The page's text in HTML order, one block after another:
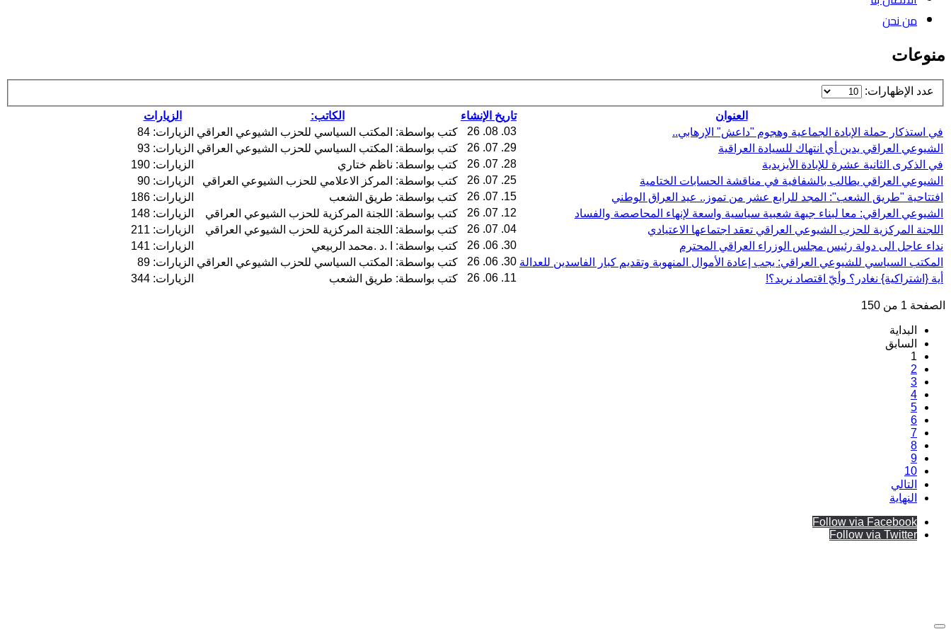
من نحن
منوعات
عدد الإظهارات:
العنوان تاريخ الإنشاء الكاتب:
الزيارات
في استذكار حملة الإبادة الجماعية وهجوم "داعش" الإرهابي..
03. 08. 26 كتب بواسطة: المكتب السياسي للحزب الشيوعي العراقي الزيارات: 84
الشيوعي العراقي يدين أي انتهاك للسيادة العراقية
29. 07. 26 كتب بواسطة: المكتب السياسي للحزب الشيوعي العراقي الزيارات: 93
في الذكرى الثانية عشرة للإبادة الأيزيدية
28. 07. 26 كتب بواسطة: ناظم ختاري
الزيارات: 190
الشيوعي العراقي يطالب بالشفافية في مناقشة الحسابات الختامية
25. 07. 26 كتب بواسطة: المركز الاعلامي للحزب الشيوعي العراقي
الزيارات: 90
افتتاحية "طريق الشعب": المجد للرابع عشر من تموز.. عيد العراق الوطني
15. 07. 26 كتب بواسطة: طريق الشعب
الزيارات: 186
الشيوعي العراقي: معا لبناء جبهة شعبية سياسية واسعة لإنهاء المحاصصة والفساد
12. 07. 26 كتب بواسطة: اللجنة المركزية للحزب الشيوعي العراقي
الزيارات: 148
اللجنة المركزية للحزب الشيوعي العراقي تعقد اجتماعها الاعتيادي
04. 07. 26 كتب بواسطة: اللجنة المركزية للحزب الشيوعي العراقي
الزيارات: 211
نداء عاجل الى دولة رئيس مجلس الوزراء العراقي المحترم
30. 06. 26 كتب بواسطة: ا .د .محمد الربيعي
الزيارات: 141
المكتب السياسي للشيوعي العراقي: يجب إعادة الأموال المنهوبة وتقديم كبار الفاسدين للعدالة 30. 06. 26 كتب بواسطة: المكتب السياسي للحزب الشيوعي العراقي الزيارات: 89
أية {اشتراكية} نغادر؟ وأيّ اقتصاد نريد؟!
11. 06. 26 كتب بواسطة: طريق الشعب الزيارات: 344
الصفحة 1 من 150
البداية
السابق
1
2
3
4
5
6
7
8
9
10
التالي
النهاية
Follow via Facebook
Follow via Twitter